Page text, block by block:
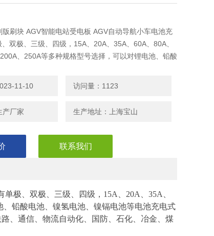
版刷块 AGV智能电站受电板 AGV自动导航小车电池充
双极、三级、四级，15A、20A、35A、60A、80A、
、250A等多种规格型号选择，可以对锂电池、铅酸
统，产品广泛应用于电力、铁路、通信、物流自动化、
11-10 访问量：1123
产厂家 生产地址：上海宝山
联系我们
极、双极、三级、四级，15A、20A、35A、
铅酸电池、镍氢电池、镍镉电池等电池充电式
、通信、物流自动化、国防、石化、冶金、煤